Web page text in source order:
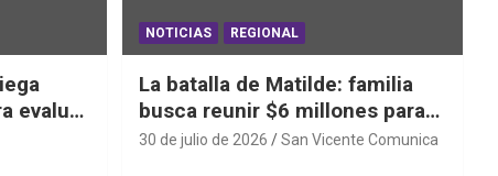
evaluar
el
NOTICIAS REGIONAL
La batalla de Matilde: familia
busca reunir $6 millones para
una cirugía que no puede
30 de julio de 2026 San Vicente Comunica